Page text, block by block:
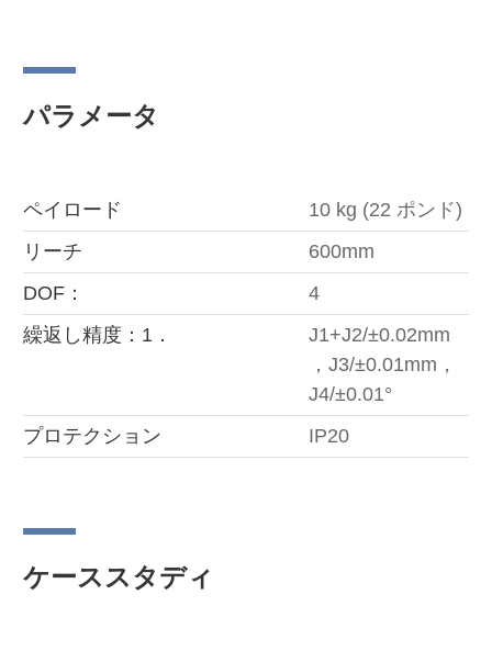
パラメータ
ペイロード
10 kg (22 ポンド)
リーチ
600mm
DOF：
4
繰返し精度：1．
J1+J2/±0.02mm
，J3/±0.01mm，
J4/±0.01°
プロテクション
IP20
ケーススタディ